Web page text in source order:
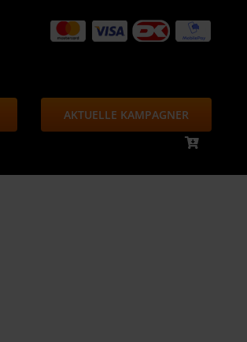
AKTUELLE KAMPAGNER